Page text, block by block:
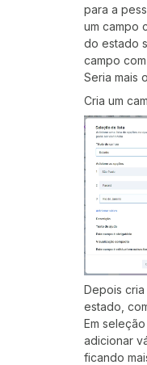
para a
um campo
do estado
campo
Seria mais
Cria um
Depois
estado,
Em
adicionar
ficando